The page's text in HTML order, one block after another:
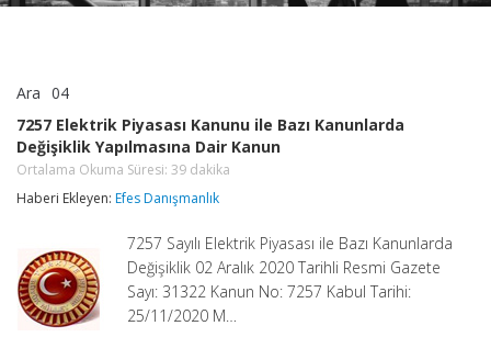
Ara 04
Piyasası
Kanunu
ile
Kanunlarda
Yapılmasına
Kanun
Ortalama
Okuma
Süresi:
7257 Elektrik Piyasası Kanunu ile Bazı Kanunlarda
Değişiklik Yapılmasına Dair Kanun
Ortalama Okuma Süresi: 39 dakika
Haberi Ekleyen: Efes Danışmanlık
7257 Sayılı Elektrik Piyasası ile Bazı Kanunlarda
Değişiklik 02 Aralık 2020 Tarihli Resmi Gazete
Sayı: 31322 Kanun No: 7257 Kabul Tarihi:
25/11/2020 M…